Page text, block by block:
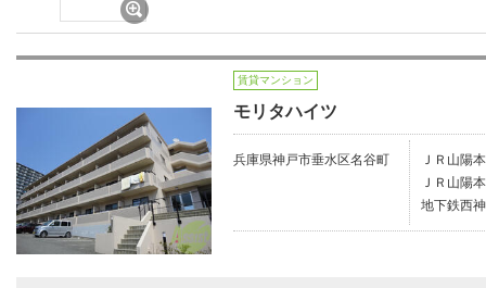
賃貸マンション
モリタハイツ
兵庫県神戸市垂水区名谷町
ＪＲ山陽
ＪＲ山陽
地下鉄西